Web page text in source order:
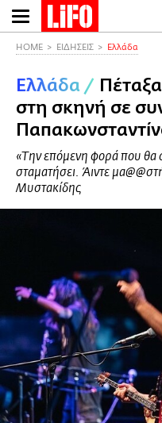
Παράκαμψη
προς
περιεχόμενο
HOME ΕΙΔΗΣΕΙΣ Ελλάδα
Ελλάδα /
στη σκηνή σε
«Την επόμενη φορά που θα
σταματήσει. Άιντε
Μυστακίδης